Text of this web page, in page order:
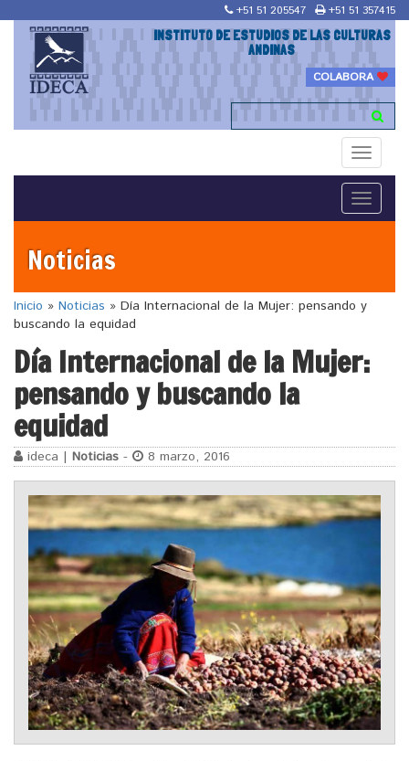
+51 51 205547 +51 51 357415
INSTITUTO DE ESTUDIOS DE LAS CULTURAS
ANDINAS
COLABORA
Toggle
Toggle
Noticias
Inicio » Noticias » Día Internacional de la Mujer: pensando y
buscando la equidad
Día Internacional de la Mujer:
pensando y buscando la
equidad
ideca | Noticias - 8 marzo, 2016